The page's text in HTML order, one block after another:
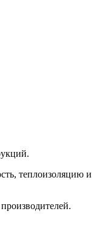
теплоизоляцию и